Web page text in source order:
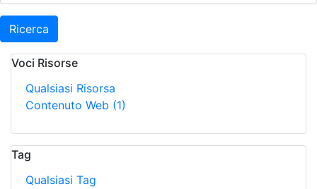
Ricerca
Voci Risorse
Qualsiasi Risorsa
Contenuto Web (1)
Tag
Qualsiasi Tag